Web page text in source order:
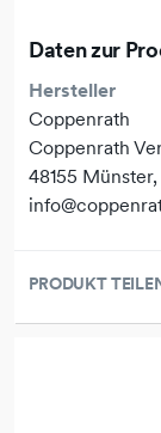
Daten zur
Hersteller
Coppenrath
Coppenrath
48155
PRODUKT